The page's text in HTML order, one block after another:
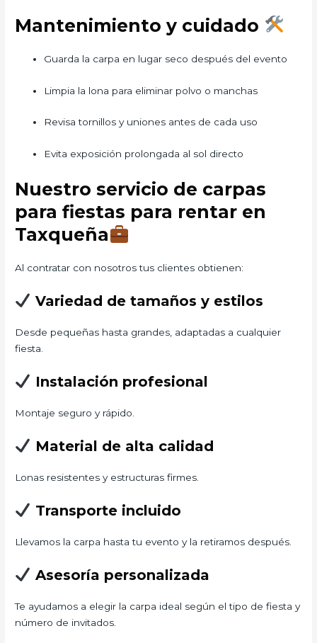
Mantenimiento y cuidado
Guarda la carpa en lugar seco después del evento
Limpia la lona para eliminar polvo o manchas
Revisa tornillos y uniones antes de cada uso
Evita exposición prolongada al sol directo
Nuestro servicio de carpas
para fiestas para rentar en
Taxqueña
Al contratar con nosotros tus clientes obtienen:
Variedad de tamaños y estilos
Desde pequeñas hasta grandes, adaptadas a cualquier
fiesta.
Instalación profesional
Montaje seguro y rápido.
Material de alta calidad
Lonas resistentes y estructuras firmes.
Transporte incluido
Llevamos la carpa hasta tu evento y la retiramos después.
Asesoría personalizada
Te ayudamos a elegir la carpa ideal según el tipo de fiesta y
número de invitados.